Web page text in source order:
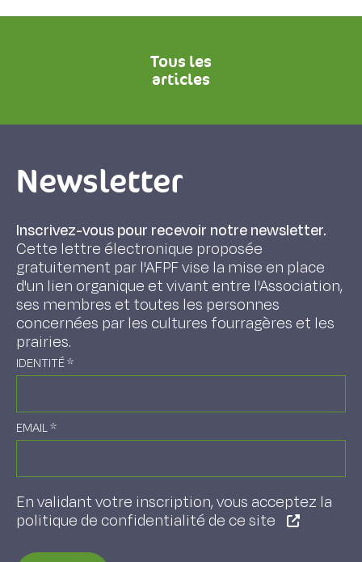
Tous les
articles
Newsletter
Inscrivez-vous pour recevoir notre newsletter.
Cette lettre électronique proposée
gratuitement par l'AFPF vise la mise en place
d'un lien organique et vivant entre l'Association,
ses membres et toutes les personnes
concernées par les cultures fourragères et les
prairies.
IDENTITÉ*
EMAIL*
En validant votre inscription, vous acceptez la
politique de confidentialité de ce site